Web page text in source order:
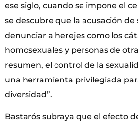
ese siglo, cuando se impone el
se descubre que la acusación de
denunciar a herejes como los
homosexuales y personas de
resumen, el control de la
una herramienta privilegiada
diversidad”.
Bastarós subraya que el efecto